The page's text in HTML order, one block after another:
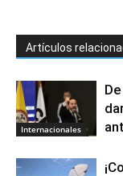
Artículos
Internacionales